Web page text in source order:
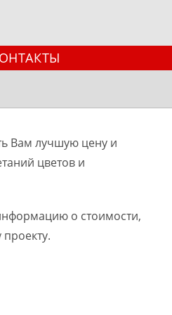
Вам лучшую цену и
цветов и
о стоимости,